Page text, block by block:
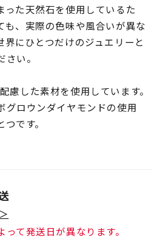
った天然石を使用しているた
も、実際の色味や風合いが異な
界にひとつだけのジュエリーと
い。
した素材を使用しています。
グロウンダイヤモンドの使用
です。
て発送日が異なります。